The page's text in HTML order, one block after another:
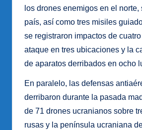
los drones enemigos en el norte,
país, así como tres misiles
se registraron impactos de
ataque en tres ubicaciones y la
de aparatos derribados en ocho
En paralelo, las defensas
derribaron durante la pasada
de 71 drones ucranianos sobre
rusas y la península ucraniana